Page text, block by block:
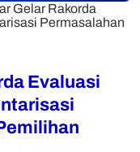
Gelar Rakorda
Permasalahan
Evaluasi